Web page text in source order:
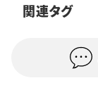
特集・企画
関連タグ